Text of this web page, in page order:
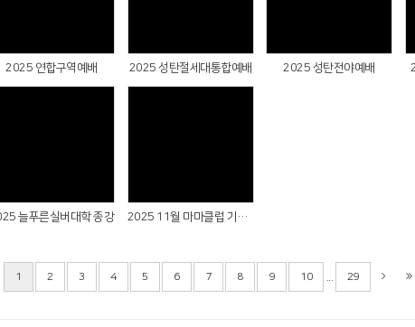
2025 연합구역예배 2025 성탄절세대통합예배 2025 성탄전야예배
늘푸른실버대학 종강 2025 11월 마마클럽 기도회
1 2 3 4 5 6 7 8 9 10 29